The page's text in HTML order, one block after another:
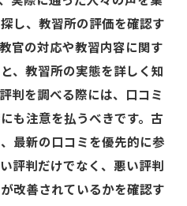
し、教習所の評価を確認す
官の対応や教習内容に関す
、教習所の実態を詳しく知
判を調べる際には、口コミ
も注意を払うべきです。古
最新の口コミを優先的に参
評判だけでなく、悪い評判
改善されているかを確認す